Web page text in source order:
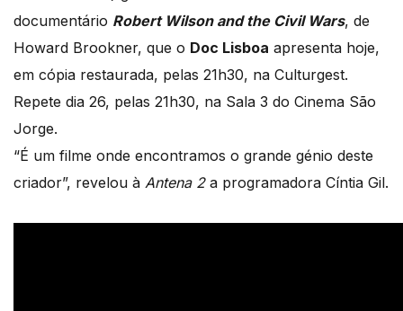
documentário Robert Wilson and the Civil Wars, de
Howard Brookner, que o Doc Lisboa apresenta hoje,
em cópia restaurada, pelas 21h30, na Culturgest.
Repete dia 26, pelas 21h30, na Sala 3 do Cinema São
Jorge.
“É um filme onde encontramos o grande génio deste
criador”, revelou à Antena 2a programadora Cíntia Gil.